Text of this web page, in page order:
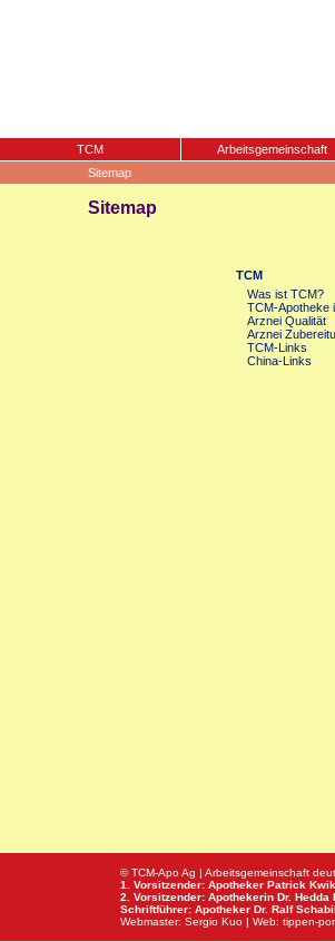
TCM Arbeitsgemeinschaft
Sitemap
Sitemap
TCM
Was ist TCM?
TCM-Apotheke
Arznei Qualität
Arznei
TCM-Links
China-Links
© TCM-Apo Ag | Arbeitsgemeinschaft
1. Vorsitzender: Apotheker Patrick
2. Vorsitzender: Apothekerin Dr. Hedda
Schriftführer: Apotheker Dr. Ralf
Webmaster: Sergio Kuo | Web: tippen-